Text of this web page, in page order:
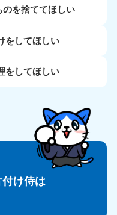
を捨ててほしい
をしてほしい
をしてほしい
け侍は